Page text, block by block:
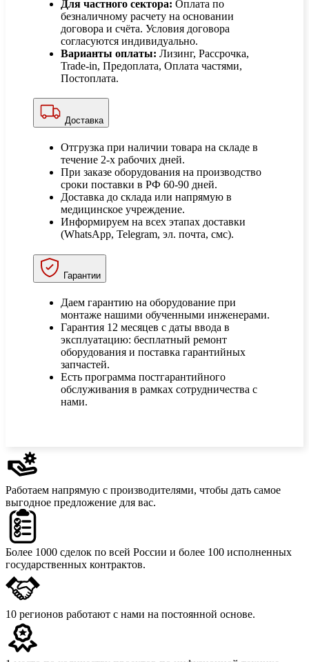
Для частного сектора: Оплата по
безналичному расчету на основании
договора и счёта. Условия договора
согласуются индивидуально.
Варианты оплаты: Лизинг, Рассрочка,
Trade-in, Предоплата, Оплата частями,
Постоплата.
Доставка
Отгрузка при наличии товара на складе в
течение 2-х рабочих дней.
При заказе оборудования на производство
сроки поставки в РФ 60-90 дней.
Доставка до склада или напрямую в
медицинское учреждение.
Информируем на всех этапах доставки
(WhatsApp, Telegram, эл. почта, смс).
Гарантии
Даем гарантию на оборудование при
монтаже нашими обученными инженерами.
Гарантия 12 месяцев с даты ввода в
эксплуатацию: бесплатный ремонт
оборудования и поставка гарантийных
запчастей.
Есть программа постгарантийного
обслуживания в рамках сотрудничества с
нами.
Работаем напрямую с производителями, чтобы дать самое
выгодное предложение для вас.
Более 1000 сделок по всей России и более 100 исполненных
государственных контрактов.
10 регионов работают с нами на постоянной основе.